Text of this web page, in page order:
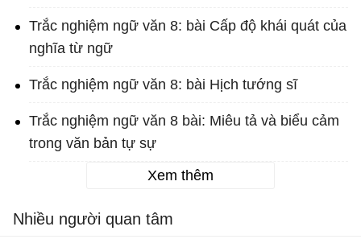
Trắc nghiệm ngữ văn 8: bài Cấp độ khái quát của
nghĩa từ ngữ
Trắc nghiệm ngữ văn 8: bài Hịch tướng sĩ
Trắc nghiệm ngữ văn 8 bài: Miêu tả và biểu cảm
trong văn bản tự sự
Xem thêm
Nhiều người quan tâm